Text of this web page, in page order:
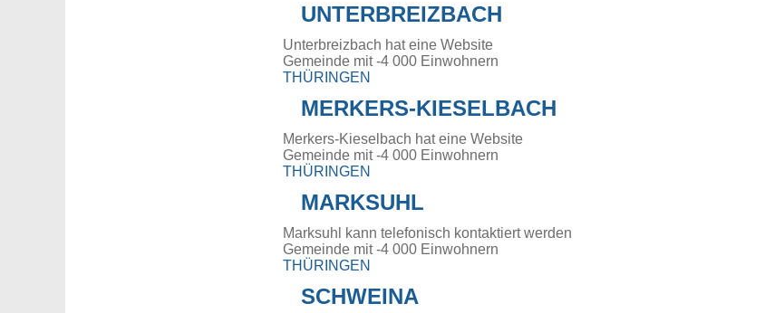
UNTERBREIZBACH
Unterbreizbach hat eine Website
Gemeinde mit -4 000 Einwohnern
THÜRINGEN
MERKERS-KIESELBACH
Merkers-Kieselbach hat eine Website
Gemeinde mit -4 000 Einwohnern
THÜRINGEN
MARKSUHL
Marksuhl kann telefonisch kontaktiert werden
Gemeinde mit -4 000 Einwohnern
THÜRINGEN
SCHWEINA